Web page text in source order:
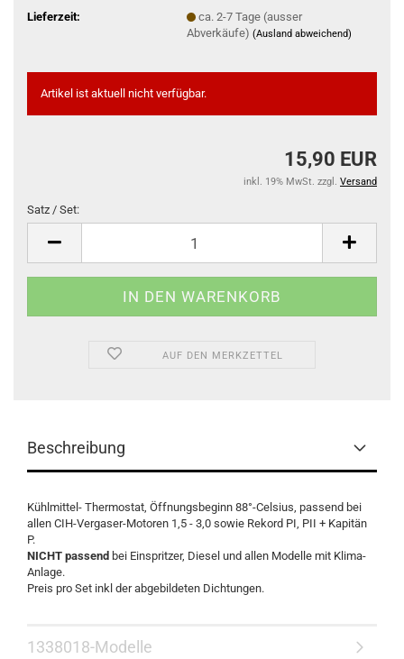
Lieferzeit:
ca. 2-7 Tage (ausser
Abverkäufe) (Ausland abweichend)
Artikel ist aktuell nicht verfügbar.
15,90 EUR
inkl. 19% MwSt. zzgl. Versand
Satz / Set:
Set
AUF DEN MERKZETTEL
Beschreibung
Kühlmittel- Thermostat, Öffnungsbeginn 88°-Celsius, passend bei
allen CIH-Vergaser-Motoren 1,5 - 3,0 sowie Rekord PI, PII + Kapitän
P.
NICHT passend bei Einspritzer, Diesel und allen Modelle mit Klima-
Anlage.
Preis pro Set inkl der abgebildeten Dichtungen.
1338018-Modelle